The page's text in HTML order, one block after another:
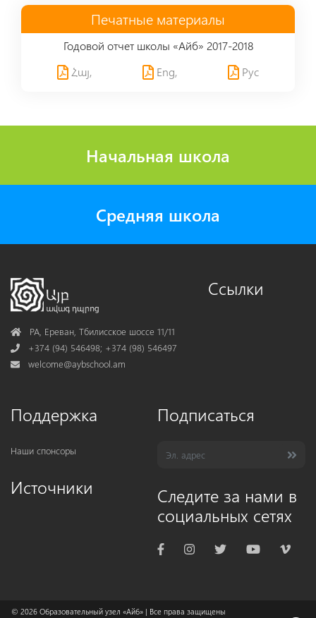
Печатные материалы
Годовой отчет школы «Айб» 2017-2018
Հայ,
Eng, Рус
Начальная школа
Средняя школа
AddressРА, Ереван, Тбилисское шоссе 11/11
Phone+374 (94) 546498; +374 (98) 546497
Mail
welcome@aybschool.am
Ссылки
Поддержка
Наши спонсоры
Источники
Подписаться
Следите за нами в
социальных сетях
© 2026 Образовательный узел «Айб» | Все права защищены